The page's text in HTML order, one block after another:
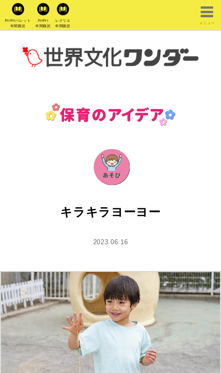
PriPriパレット
年間購読
PriPri
年間購読
レクリエ
年間購読
メニュー
キラキラヨーヨー
2023.06.16